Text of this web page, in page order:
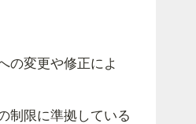
の変更や修正によ
制限に準拠している